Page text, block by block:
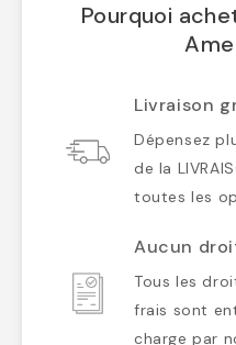
Pourquoi
Livraison
Dépensez
de la
toutes les
Aucun
Tous les
frais sont
charge par